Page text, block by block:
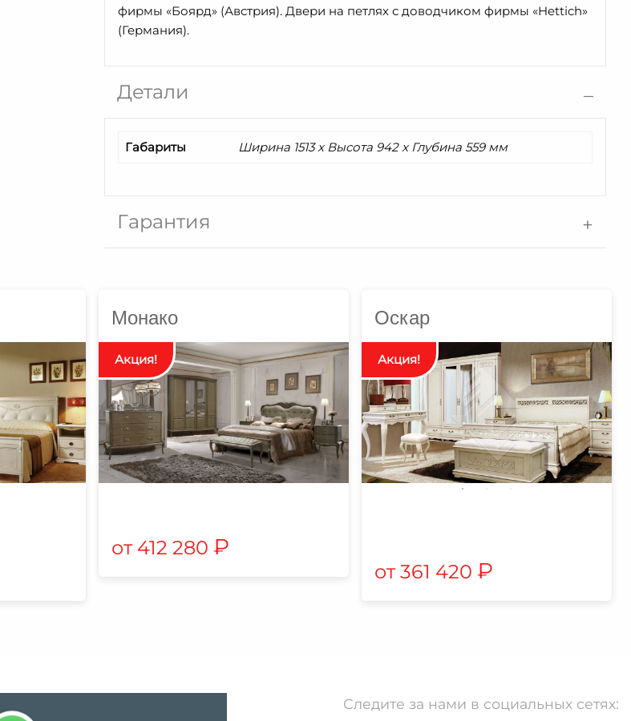
фирмы «Боярд» (Австрия). Двери на петлях с доводчиком фирмы «Hettich»
(Германия).
Детали
Габариты Ширина 1513 x Высота 942 x Глубина 559 мм
Гарантия
Монако
412 280 ₽
Оскар
361 420 ₽
Следите за нами в социальных сетях: